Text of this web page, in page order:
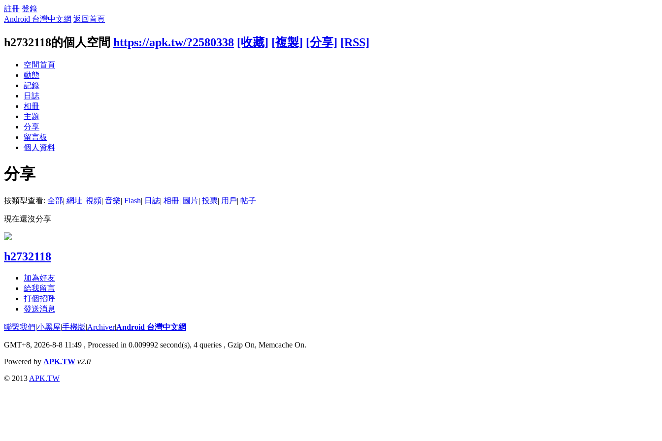
註冊 登錄
Android 台灣中文網 返回首頁
h2732118的個人空間 https://apk.tw/?2580338 [收藏] [複製] [分享] [RSS]
空間首頁
動態
記錄
日誌
相冊
主題
分享
留言板
個人資料
分享
按類型查看: 全部| 網址| 視頻| 音樂| Flash| 日誌| 相冊| 圖片| 投票| 用戶| 帖子
現在還沒分享
h2732118
加為好友
給我留言
打個招呼
發送消息
聯繫我們|小黑屋|手機版|Archiver|Android 台灣中文網
GMT+8, 2026-8-8 11:49 , Processed in 0.009992 second(s), 4 queries , Gzip On, Memcache On.
Powered by APK.TW v2.0
© 2013 APK.TW